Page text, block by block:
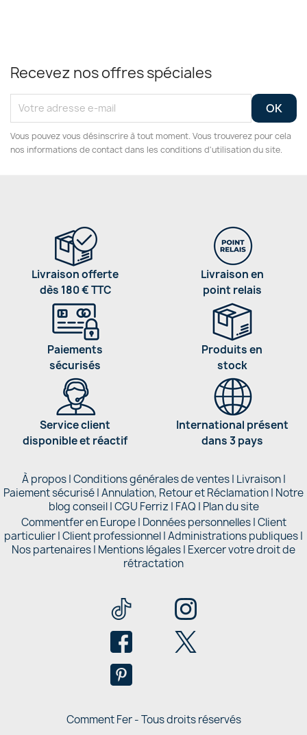
Recevez nos offres spéciales
Vous pouvez vous désinscrire à tout moment. Vous trouverez pour cela
nos informations de contact dans les conditions d'utilisation du site.
Livraison offerte
dès 180 € TTC
Livraison en
point relais
Paiements
sécurisés
Produits en
stock
Service client
disponible et réactif
International présent
dans 3 pays
À propos|Conditions générales de ventes| Livraison|
Paiement sécurisé|Annulation, Retour et Réclamation| Notre
blog conseil|CGU Ferriz | FAQ | Plan du site
Commentfer en Europe| Données personnelles|Client
particulier|Client professionnel|Administrations publiques|
Nos partenaires | Mentions légales| Exercer votre droit de
rétractation
Comment Fer - Tous droits réservés